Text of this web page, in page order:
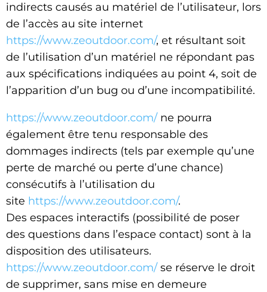
indirects causés au matériel de l’utilisateur, lors
de l’accès au site internet
https://www.zeoutdoor.com/, et résultant soit
de l’utilisation d’un matériel ne répondant pas
aux spécifications indiquées au point 4, soit de
l’apparition d’un bug ou d’une incompatibilité.
https://www.zeoutdoor.com/ ne pourra
également être tenu responsable des
dommages indirects (tels par exemple qu’une
perte de marché ou perte d’une chance)
consécutifs à l’utilisation du
site https://www.zeoutdoor.com/.
Des espaces interactifs (possibilité de poser
des questions dans l’espace contact) sont à la
disposition des utilisateurs.
https://www.zeoutdoor.com/ se réserve le droit
de supprimer, sans mise en demeure